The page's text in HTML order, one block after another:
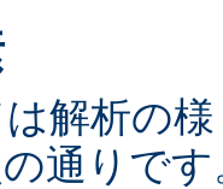
解析の
通りです